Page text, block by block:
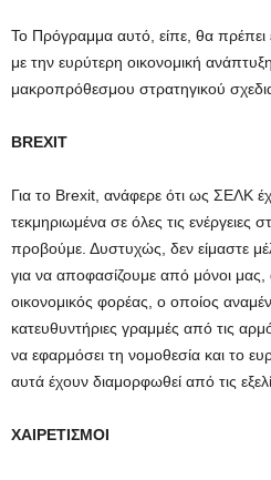
Το Πρόγραμμα αυτό, είπε, θα πρέπει
με την ευρύτερη οικονομική
μακροπρόθεσμου στρατηγικού
BREXIT
Για το Brexit, ανάφερε ότι ως ΣΕΛΚ
τεκμηριωμένα σε όλες τις ενέργειες
προβούμε. Δυστυχώς, δεν είμαστε
για να αποφασίζουμε από μόνοι μας,
οικονομικός φορέας, ο οποίος
κατευθυντήριες γραμμές από τις
να εφαρμόσει τη νομοθεσία και το
αυτά έχουν διαμορφωθεί από τις
ΧΑΙΡΕΤΙΣΜΟΙ